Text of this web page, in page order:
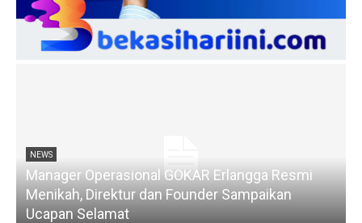
NEWS
Manager Operasional GOKAR Erlangga Resmi
Menikah, Direktur dan Founder Sampaikan
Ucapan Selamat